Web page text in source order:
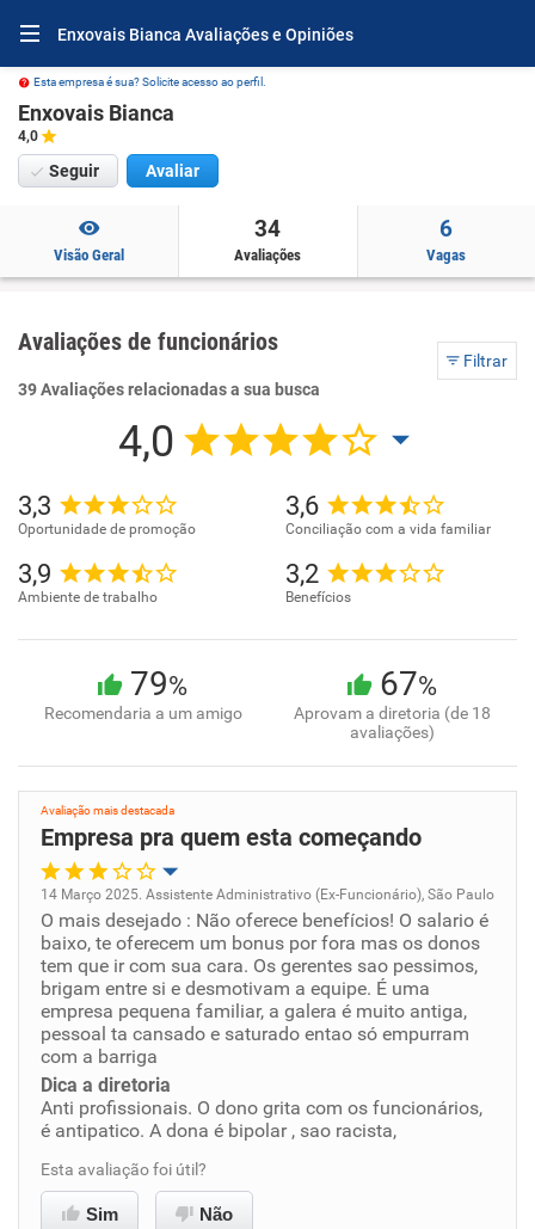
Enxovais Bianca Avaliações e Opiniões
Esta empresa é sua? Solicite acesso ao perfil.
Enxovais Bianca
4,0
Seguir Avaliar
Visão Geral
34
Avaliações
6
Vagas
Avaliações de funcionários
Filtrar
39 Avaliações relacionadas a sua busca
4,0
3,3
Oportunidade de promoção
3,6
Conciliação com a vida familiar
3,9
Ambiente de trabalho
3,2
Benefícios
79%
Recomendaria a um amigo
67%
Aprovam a diretoria (de 18
avaliações)
Avaliação mais destacada
Empresa pra quem esta começando
Oportunidade de promoção
Ambiente de trabalho
Conciliação com a vida familiar
Benefícios
Não recomenda esta empresa
Não recomenda a diretoria
14 Março 2025. Assistente Administrativo (Ex-Funcionário), São Paulo
O mais desejado : Não oferece benefícios! O salario é
baixo, te oferecem um bonus por fora mas os donos
tem que ir com sua cara. Os gerentes sao pessimos,
brigam entre si e desmotivam a equipe. É uma
empresa pequena familiar, a galera é muito antiga,
pessoal ta cansado e saturado entao só empurram
com a barriga
Dica a diretoria
Anti profissionais. O dono grita com os funcionários,
é antipatico. A dona é bipolar , sao racista,
Esta avaliação foi útil?
Sim Não